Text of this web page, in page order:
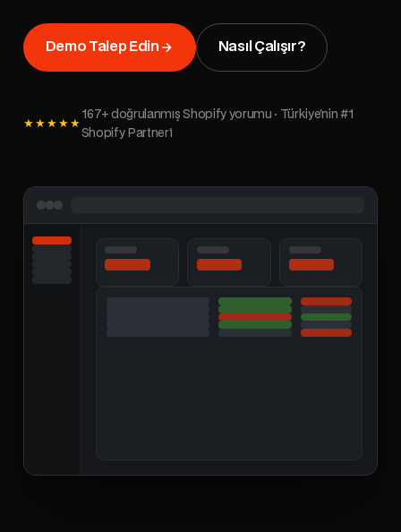
Demo Talep Edin Nasıl Çalışır?
★★★★★
167+ doğrulanmış Shopify yorumu · Türkiye'nin #1
Shopify Partner'ı